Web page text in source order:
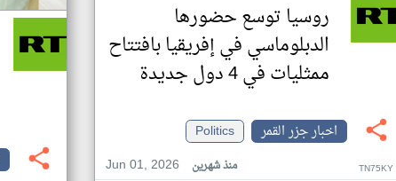
روسيا توسع حضورها
الدبلوماسي في إفريقيا بافتتاح
ممثليات في 4 دول جديدة
اخبار جزر القمر
Politics
Jun 01, 2026
منذ شهرين TN75KY